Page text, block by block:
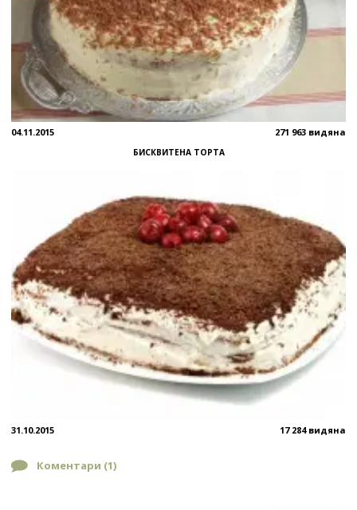
04.11.2015 271 963 видяна
БИСКВИТЕНА ТОРТА
31.10.2015 17 284 видяна
Коментари (1)